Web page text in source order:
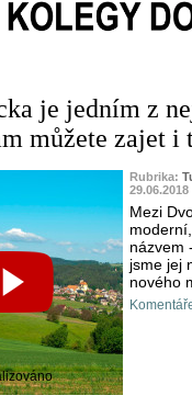
je jedním z
můžete zajet i
Rubrika:
29.06.2018
Mezi
názvem
jsme jej
nového